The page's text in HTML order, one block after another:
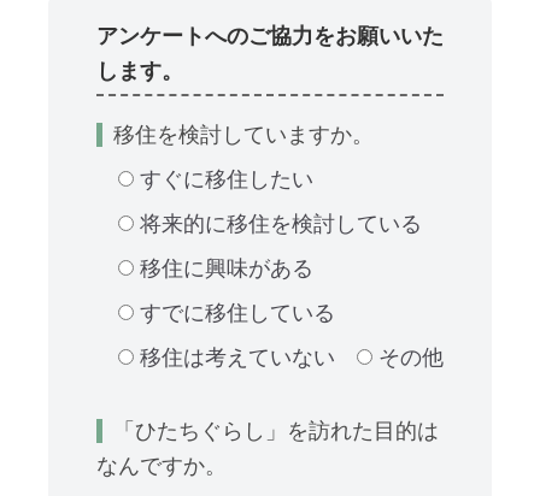
アンケートへのご協力をお願いいた
します。
移住を検討していますか。
すぐに移住したい
将来的に移住を検討している
移住に興味がある
すでに移住している
移住は考えていない
その他
「ひたちぐらし」を訪れた目的は
なんですか。